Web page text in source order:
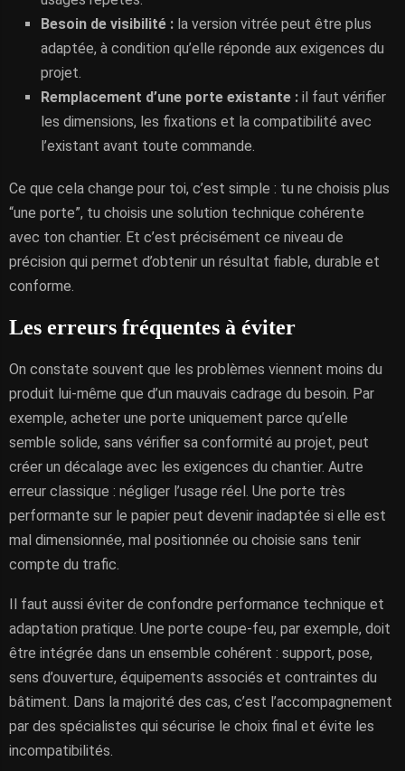
Besoin de visibilité : la version vitrée peut être plus
adaptée, à condition qu’elle réponde aux exigences du
projet.
Remplacement d’une porte existante : il faut vérifier
les dimensions, les fixations et la compatibilité avec
l’existant avant toute commande.
Ce que cela change pour toi, c’est simple : tu ne choisis plus
“une porte”, tu choisis une solution technique cohérente
avec ton chantier. Et c’est précisément ce niveau de
précision qui permet d’obtenir un résultat fiable, durable et
conforme.
Les erreurs fréquentes à éviter
On constate souvent que les problèmes viennent moins du
produit lui-même que d’un mauvais cadrage du besoin. Par
exemple, acheter une porte uniquement parce qu’elle
semble solide, sans vérifier sa conformité au projet, peut
créer un décalage avec les exigences du chantier. Autre
erreur classique : négliger l’usage réel. Une porte très
performante sur le papier peut devenir inadaptée si elle est
mal dimensionnée, mal positionnée ou choisie sans tenir
compte du trafic.
Il faut aussi éviter de confondre performance technique et
adaptation pratique. Une porte coupe-feu, par exemple, doit
être intégrée dans un ensemble cohérent : support, pose,
sens d’ouverture, équipements associés et contraintes du
bâtiment. Dans la majorité des cas, c’est l’accompagnement
par des spécialistes qui sécurise le choix final et évite les
incompatibilités.